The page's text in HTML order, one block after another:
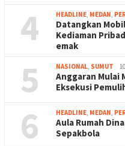
4 HEADLINE, MEDAN,
Datangkan
Kediaman
emak
5 NASIONAL, SUMUT
Anggaran Mulai
Eksekusi
6 HEADLINE, MEDAN,
Aula Rumah
Sepakbola